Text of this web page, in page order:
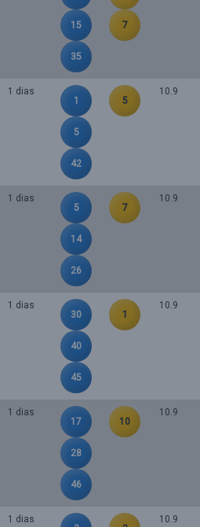
15
35
7
1 dias
1
5
42
5
10.9
1 dias
5
14
26
7
10.9
1 dias
30
40
45
1
10.9
1 dias
17
28
46
10
10.9
1 dias
10.9